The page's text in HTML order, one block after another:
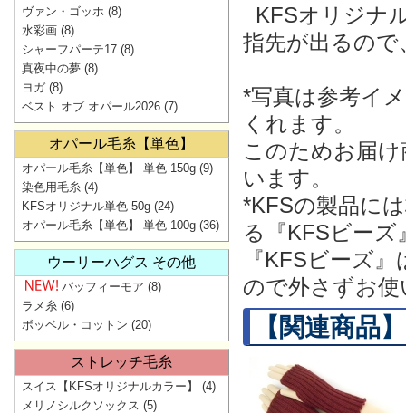
KFSオリジナ
指先が出るので
*写真は参考イ
くれます。
このためお届
います。
*KFSの製品に
る『KFSビー
『KFSビーズ
ので外さずお
【関連商品】
ヴァン・ゴッホ (8)
水彩画 (8)
シャーフパーテ17 (8)
真夜中の夢 (8)
ヨガ(8)
ベスト オブ オパール2026 (7)
オパール毛糸【単色】
オパール毛糸【単色】 単色 150g (9)
染色用毛糸 (4)
KFSオリジナル単色 50g (24)
オパール毛糸【単色】 単色 100g (36)
ウーリーハグス その他
パッフィーモア (8)
ラメ糸 (6)
ボッベル・コットン (20)
ストレッチ毛糸
スイス【KFSオリジナルカラー】
(4)
メリノシルクソックス (5)